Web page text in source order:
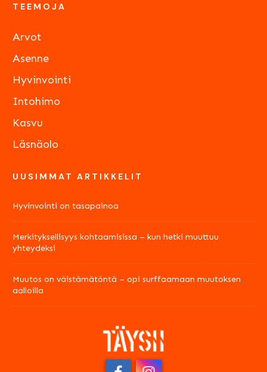
UUSIMMAT ARTIKKELIT
Hyvinvointi on tasapainoa
Merkityksellisyys kohtaamisissa – kun hetki muuttuu
yhteydeksi
Muutos on väistämätöntä – opi surffaamaan muutoksen
aalloilla
TEEMOJA
Arvot
Asenne
Hyvinvointi
Intohimo
Kasvu
Läsnäolo